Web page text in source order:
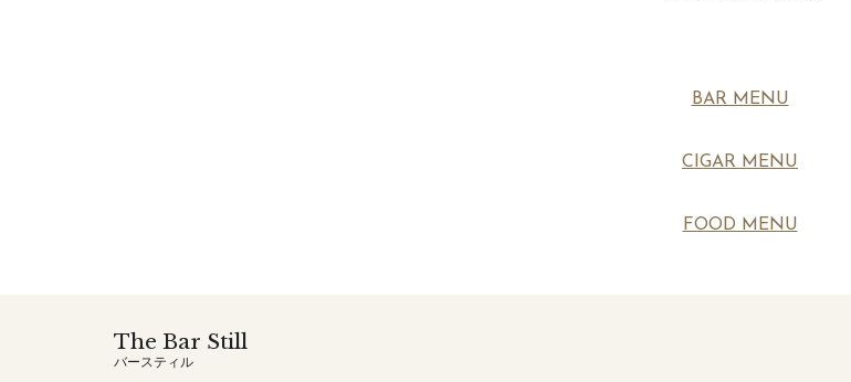
BAR MENU
CIGAR MENU
FOOD MENU
The Bar Still
バースティル